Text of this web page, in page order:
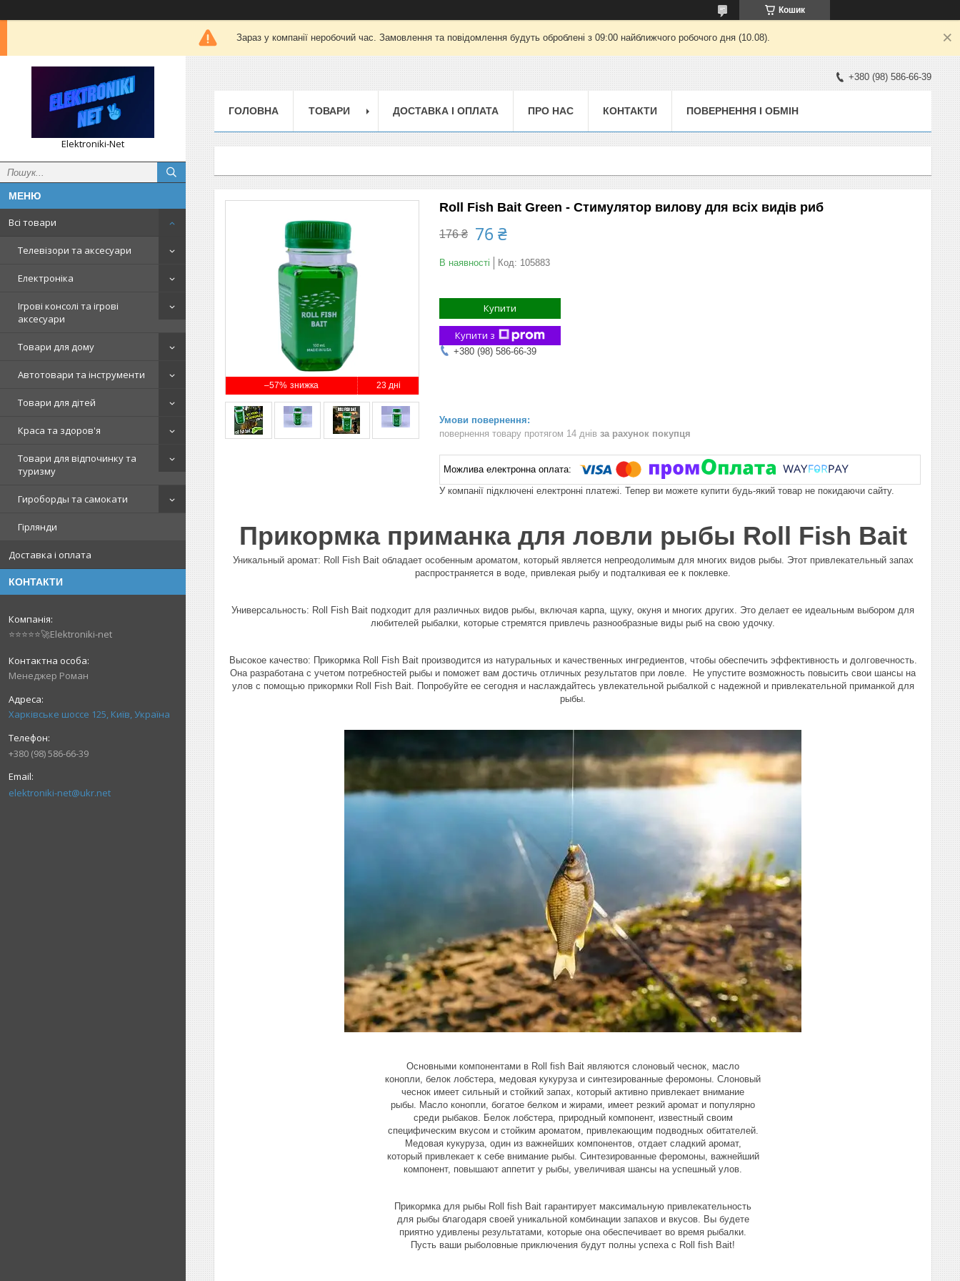
Кошик
Зараз у компанії неробочий час. Замовлення та повідомлення будуть оброблені з 09:00 найближчого робочого дня (10.08).
Elektroniki-Net
Всі товари
Телевізори та аксесуари
Електроніка
Ігрові консолі та ігрові
аксесуари
Товари для дому
Автотовари та інструменти
Товари для дітей
Краса та здоров'я
Товари для відпочинку та
туризму
Гироборды та самокати
Гірлянди
Доставка і оплата
КОНТАКТИ
⭐⭐⭐⭐⭐🚀Elektroniki-net
Менеджер Роман
Харківське шоссе 125, Київ, Україна
+380 (98) 586-66-39
elektroniki-net@ukr.net
+380 (98) 586-66-39
ГОЛОВНА ТОВАРИ ДОСТАВКА І ОПЛАТА ПРО НАС КОНТАКТИ ПОВЕРНЕННЯ І ОБМІН
–57% 23 дні
Roll Fish Bait Green - Стимулятор вилову для всіх видів риб
176 ₴ 76 ₴
В наявності Код: 105883
Купити
Купити з
+380 (98) 586-66-39
повернення товару протягом 14 днів за рахунок покупця
У компанії підключені електронні платежі. Тепер ви можете купити будь-який товар не покидаючи сайту.
Прикормка приманка для ловли рыбы Roll Fish Bait
Уникальный аромат: Roll Fish Bait обладает особенным ароматом, который является непреодолимым для многих видов рыбы. Этот привлекательный запах
распространяется в воде, привлекая рыбу и подталкивая ее к поклевке.
Универсальность: Roll Fish Bait подходит для различных видов рыбы, включая карпа, щуку, окуня и многих других. Это делает ее идеальным выбором для
любителей рыбалки, которые стремятся привлечь разнообразные виды рыб на свою удочку.
Высокое качество: Прикормка Roll Fish Bait производится из натуральных и качественных ингредиентов, чтобы обеспечить эффективность и долговечность.
Она разработана с учетом потребностей рыбы и поможет вам достичь отличных результатов при ловле. Не упустите возможность повысить свои шансы на
улов с помощью прикормки Roll Fish Bait. Попробуйте ее сегодня и наслаждайтесь увлекательной рыбалкой с надежной и привлекательной приманкой для
рыбы.
Основными компонентами в Roll fish Bait являются слоновый чеснок, масло
конопли, белок лобстера, медовая кукуруза и синтезированные феромоны. Слоновый
чеснок имеет сильный и стойкий запах, который активно привлекает внимание
рыбы. Масло конопли, богатое белком и жирами, имеет резкий аромат и популярно
среди рыбаков. Белок лобстера, природный компонент, известный своим
специфическим вкусом и стойким ароматом, привлекающим подводных обитателей.
Медовая кукуруза, один из важнейших компонентов, отдает сладкий аромат,
который привлекает к себе внимание рыбы. Синтезированные феромоны, важнейший
компонент, повышают аппетит у рыбы, увеличивая шансы на успешный улов.
Прикормка для рыбы Roll fish Bait гарантирует максимальную привлекательность
для рыбы благодаря своей уникальной комбинации запахов и вкусов. Вы будете
приятно удивлены результатами, которые она обеспечивает во время рыбалки.
Пусть ваши рыболовные приключения будут полны успеха с Roll fish Bait!